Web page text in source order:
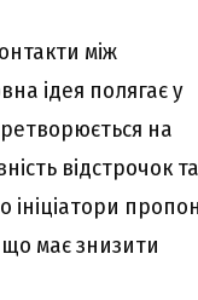
між
ідея полягає у
на
відстрочок та
ініціатори
що має знизити